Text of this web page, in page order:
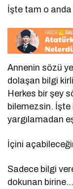
İşte tam o
Annenin sözü
dolaşan bilgi
Herkes bir şey
bilemezsin. İşte
yargılamadan
İçini
Sadece bilgi
dokunan birine…